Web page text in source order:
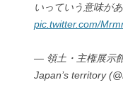
いっていう意味が
pic.twitter.com/
— 領土・主権展示
Japan’s territory